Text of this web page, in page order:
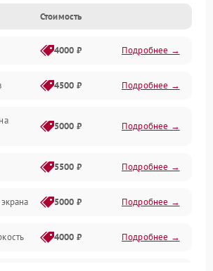
модули
Стоимость
4000 ₽ Подробнее →
4500 ₽ Подробнее →
5000 ₽ Подробнее →
5500 ₽ Подробнее →
5000 ₽ Подробнее →
4000 ₽ Подробнее →